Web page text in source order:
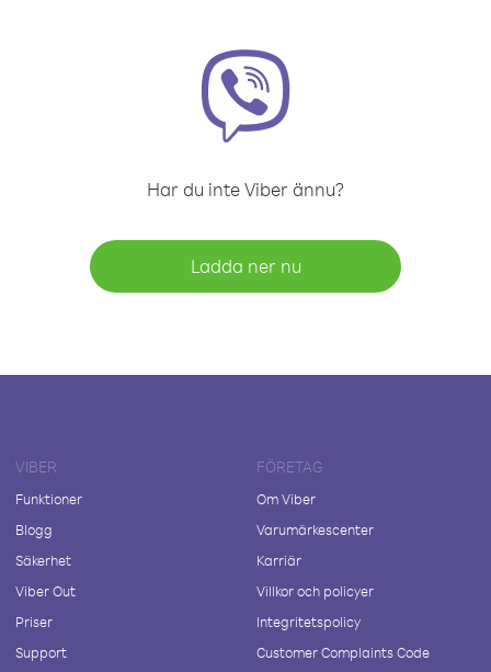
Har du inte Viber ännu?
Ladda ner nu
VIBER
Funktioner
Blogg
Säkerhet
Viber Out
Priser
Support
FÖRETAG
Om Viber
Varumärkescenter
Karriär
Villkor och policyer
Integritetspolicy
Customer Complaints Code